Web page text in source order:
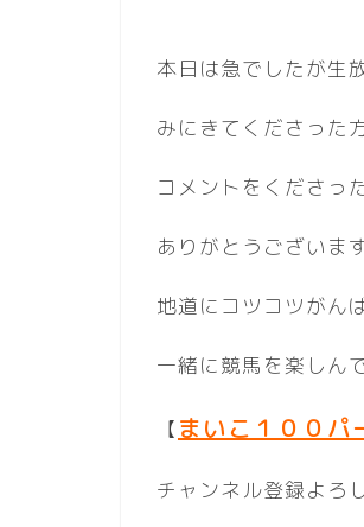
本日は急でしたが生
みにきてくださった
コメントをくださっ
ありがとうございま
地道にコツコツがん
一緒に競馬を楽しん
【 まいこ１００パ
チャンネル登録よろ